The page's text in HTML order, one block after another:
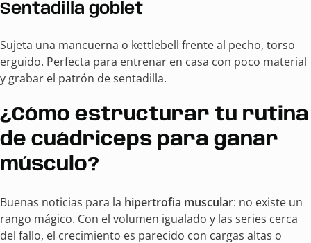
Sentadilla goblet
Sujeta una mancuerna o kettlebell frente al pecho, torso
erguido. Perfecta para entrenar en casa con poco material
y grabar el patrón de sentadilla.
¿Cómo estructurar tu rutina
de cuádriceps para ganar
músculo?
Buenas noticias para la hipertrofia muscular: no existe un
rango mágico. Con el volumen igualado y las series cerca
del fallo, el crecimiento es parecido con cargas altas o